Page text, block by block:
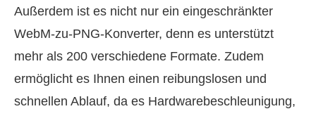
Außerdem ist es nicht nur ein eingeschränkter
WebM‑zu‑PNG‑Konverter, denn es unterstützt
mehr als 200 verschiedene Formate. Zudem
ermöglicht es Ihnen einen reibungslosen und
schnellen Ablauf, da es Hardwarebeschleunigung,